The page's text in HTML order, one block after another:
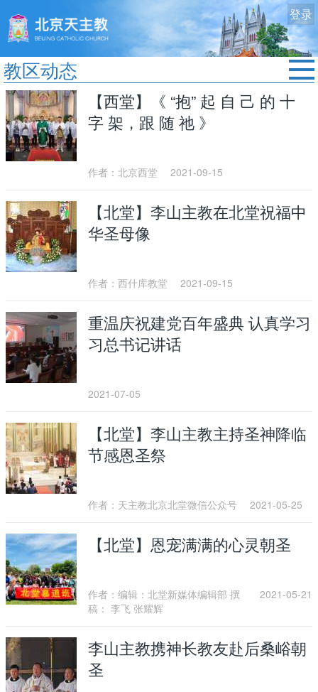
登录
教区动态
首页
教区动态
修院生活
艺术欣赏
服务中心
政策法规
时事新闻
【西堂】《 “抱” 起 自 己 的 十
字 架，跟 随 祂 》
作者：北京西堂 2021-09-15
【北堂】李山主教在北堂祝福中
华圣母像
作者：西什库教堂 2021-09-15
重温庆祝建党百年盛典 认真学习
习总书记讲话
2021-07-05
【北堂】李山主教主持圣神降临
节感恩圣祭
作者：天主教北京北堂微信公众号 2021-05-25
【北堂】恩宠满满的心灵朝圣
作者：编辑：北堂新媒体编辑部 撰
稿： 李飞 张耀辉
2021-05-21
李山主教携神长教友赴后桑峪朝
圣